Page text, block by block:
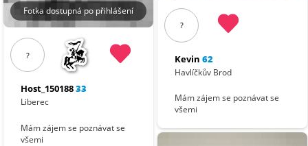
Fotka dostupná po přihlášení
?
Host_15018833
Liberec
Mám zájem se poznávat se
všemi
?
Kevin 62
Havlíčkův Brod
Mám zájem se poznávat se
všemi